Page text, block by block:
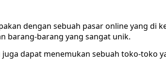
dengan sebuah pasar online yang di
barang-barang yang sangat unik.
juga dapat menemukan sebuah toko-toko